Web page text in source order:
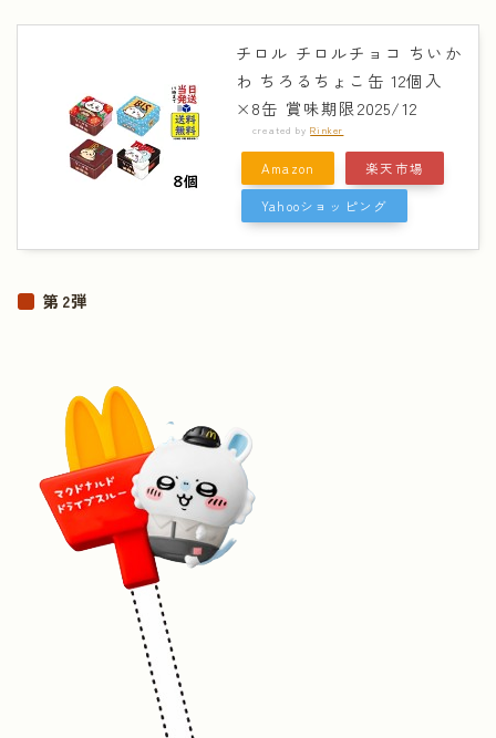
チロル チロルチョコ ちいか
わ ちろるちょこ缶 12個入
×8缶 賞味期限2025/12
created byRinker
Amazon 楽天市場
Yahooショッピング
第2弾